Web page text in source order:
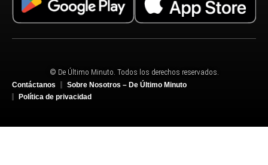
© De Último Minuto. Todos los derechos reservados.
Contáctanos
Sobre Nosotros – De Último Minuto
Política de privacidad